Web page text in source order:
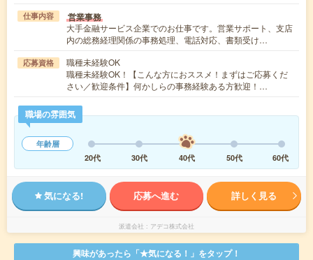
仕事内容 営業事務
大手金融サービス企業でのお仕事です。営業サポート、支店
内の総務経理関係の事務処理、電話対応、書類受け…
応募資格
職種未経験OK
職種未経験OK！【こんな方におススメ！まずはご応募くだ
さい／歓迎条件】何かしらの事務経験ある方歓迎！…
職場の雰囲気
年齢層
20代
30代 40代 50代 60代
気になる! 応募へ進む 詳しく見る
派遣会社 アデコ株式会社
興味があったら「★気になる！」をタップ！